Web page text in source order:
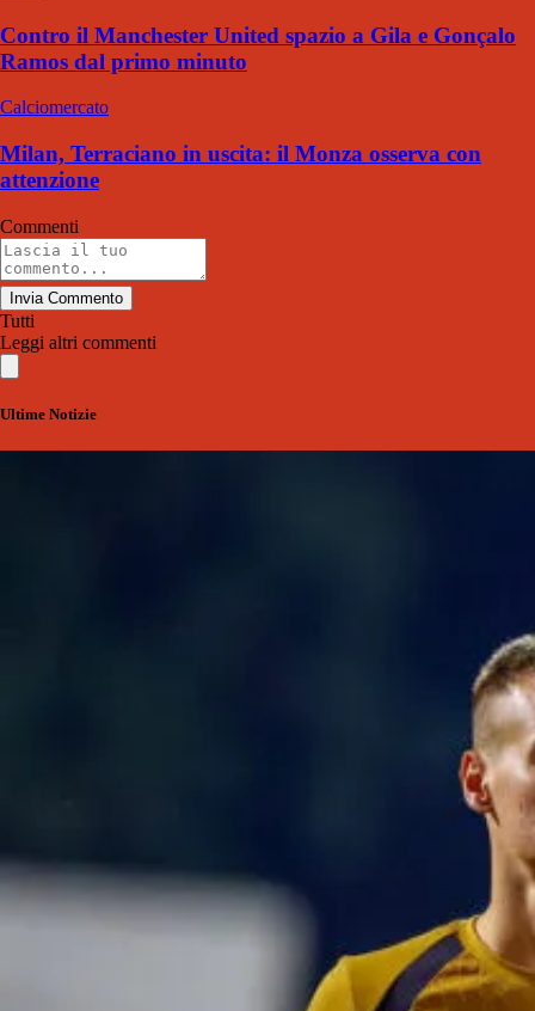
Contro il Manchester United spazio a Gila e Gonçalo
Ramos dal primo minuto
Calciomercato
Milan, Terraciano in uscita: il Monza osserva con
attenzione
Commenti
Invia Commento
Tutti
Leggi altri commenti
Ultime Notizie